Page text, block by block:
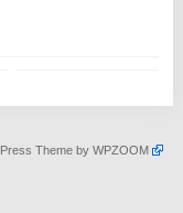
Theme byWPZOOM